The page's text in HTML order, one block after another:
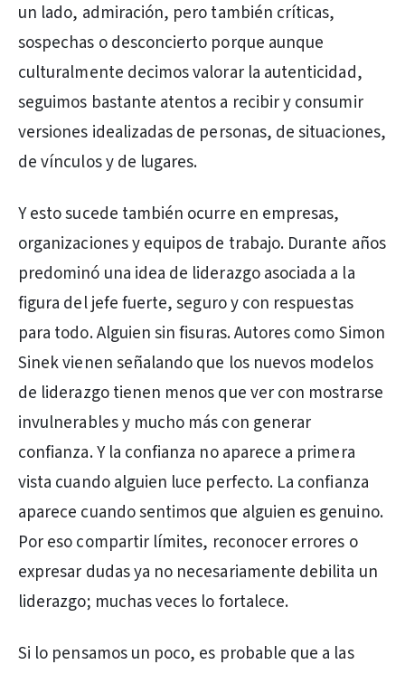
un lado, admiración, pero también críticas,
sospechas o desconcierto porque aunque
culturalmente decimos valorar la autenticidad,
seguimos bastante atentos a recibir y consumir
versiones idealizadas de personas, de situaciones,
de vínculos y de lugares.
Y esto sucede también ocurre en empresas,
organizaciones y equipos de trabajo. Durante años
predominó una idea de liderazgo asociada a la
figura del jefe fuerte, seguro y con respuestas
para todo. Alguien sin fisuras. Autores como Simon
Sinek vienen señalando que los nuevos modelos
de liderazgo tienen menos que ver con mostrarse
invulnerables y mucho más con generar
confianza. Y la confianza no aparece a primera
vista cuando alguien luce perfecto. La confianza
aparece cuando sentimos que alguien es genuino.
Por eso compartir límites, reconocer errores o
expresar dudas ya no necesariamente debilita un
liderazgo; muchas veces lo fortalece.
Si lo pensamos un poco, es probable que a las